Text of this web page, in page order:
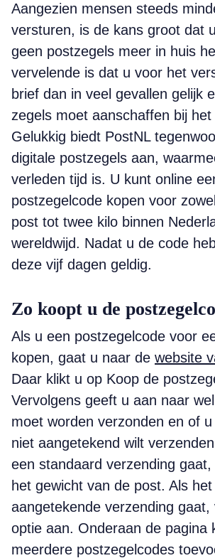
Aangezien mensen steeds
versturen, is de kans groot dat
geen postzegels meer in huis
vervelende is dat u voor het
brief dan in veel gevallen gelijk
zegels moet aanschaffen bij
Gelukkig biedt PostNL
digitale postzegels aan,
verleden tijd is. U kunt online
postzegelcode kopen voor
post tot twee kilo binnen
wereldwijd. Nadat u de code
deze vijf dagen geldig.
Zo koopt u de
Als u een postzegelcode voor
kopen, gaat u naar de website
Daar klikt u op Koop de
Vervolgens geeft u aan naar
moet worden verzonden en of
niet aangetekend wilt
een standaard verzending
het gewicht van de post. Als
aangetekende verzending gaat,
optie aan. Onderaan de pagina
meerdere postzegelcodes